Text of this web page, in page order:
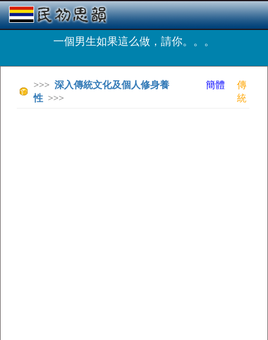
一個男生如果這么做，請你。。。
>>> 深入傳統文化及個人修身養
性 >>>
簡體
傳
統